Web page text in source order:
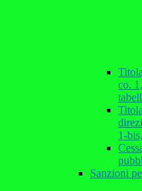
co.
1-
Sanzioni